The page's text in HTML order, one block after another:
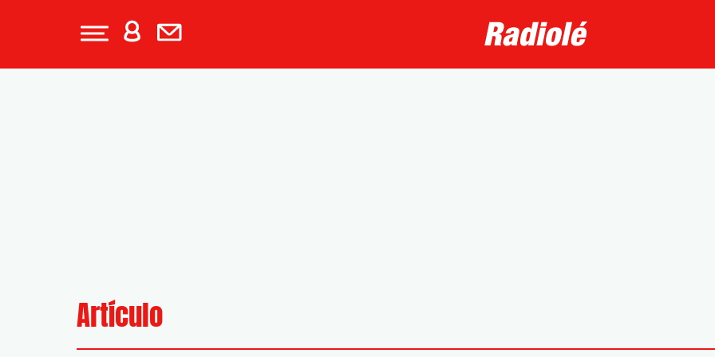
Artículo